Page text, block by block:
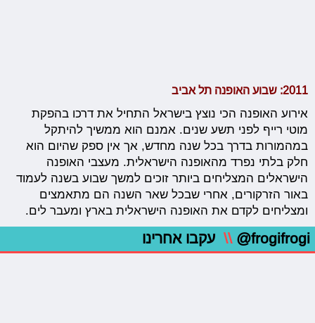
2011: שבוע האופנה תל אביב
אירוע האופנה הכי נוצץ בישראל התחיל את דרכו בהפקת
מוטי רייף לפני תשע שנים. אמנם הוא ממשיך להיתקל
במהמורות בדרך בכל שנה מחדש, אך אין ספק שהיום הוא
חלק בלתי נפרד מהאופנה הישראלית. מעצבי האופנה
הישראלים המצליחים ביותר זוכים למשך שבוע בשנה לעמוד
באור הזרקורים, אחרי שבכל שאר השנה הם מתאמצים
ומצליחים לקדם את האופנה הישראלית בארץ ומעבר לים.
@frogifrogi
\\ עקבו אחרינו